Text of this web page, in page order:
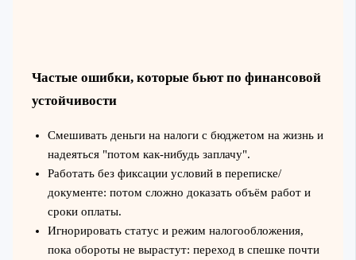
Частые ошибки, которые бьют по финансовой
устойчивости
Смешивать деньги на налоги с бюджетом на жизнь и
надеяться "потом как-нибудь заплачу".
Работать без фиксации условий в переписке/
документе: потом сложно доказать объём работ и
сроки оплаты.
Игнорировать статус и режим налогообложения,
пока обороты не вырастут: переход в спешке почти